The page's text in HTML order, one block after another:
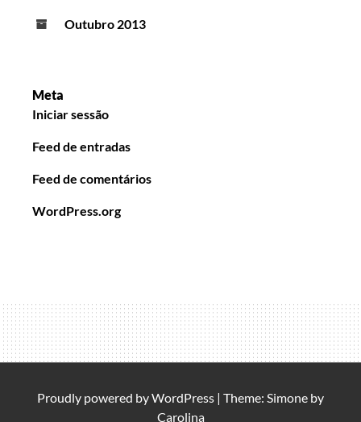
Outubro 2013
Meta
Iniciar sessão
Feed de entradas
Feed de comentários
WordPress.org
Proudly powered byWordPress | Theme: Simone by
Carolina